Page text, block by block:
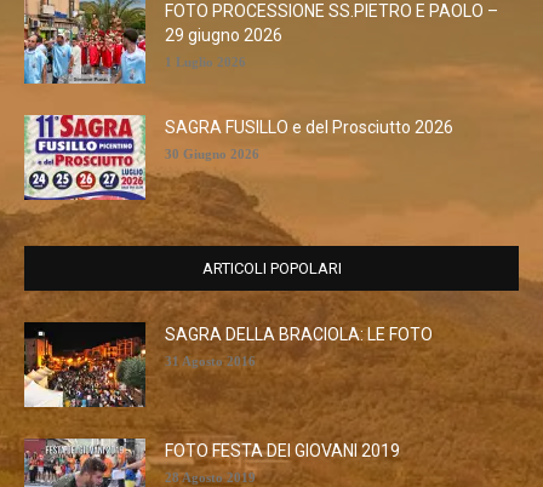
FOTO PROCESSIONE SS.PIETRO E PAOLO –
29 giugno 2026
1 Luglio 2026
SAGRA FUSILLO e del Prosciutto 2026
30 Giugno 2026
ARTICOLI POPOLARI
SAGRA DELLA BRACIOLA: LE FOTO
31 Agosto 2016
FOTO FESTA DEI GIOVANI 2019
28 Agosto 2019